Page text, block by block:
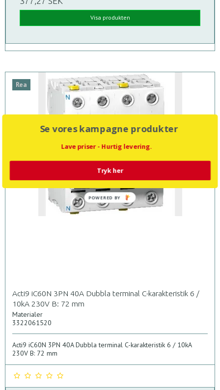
Visa produkten
Rea
Acti9 iC60N 3PN 40A Dubbla terminal C-karakteristik 6 /
10kA 230V B: 72 mm
Materialer
3322061520
Acti9 iC60N 3PN 40A Dubbla terminal C-karakteristik 6 / 10kA
230V B: 72 mm
Se vores kampagne produkter
Lave priser - Hurtig levering.
Tryk her
POWERED BY